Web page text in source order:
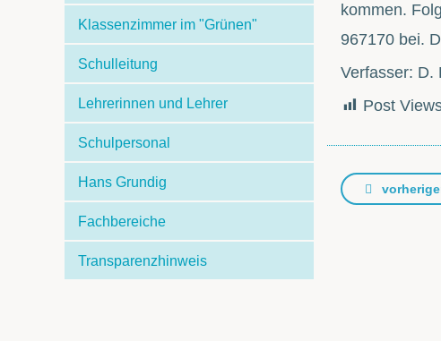
Klassenzimmer im "Grünen"
Schulleitung
Lehrerinnen und Lehrer
Schulpersonal
Hans Grundig
Fachbereiche
Transparenzhinweis
kommen.
967170 bei.
Verfasser: D.
Post